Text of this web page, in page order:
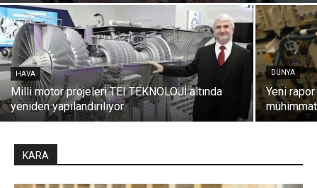
HAVA
Milli motor projeleri TEI TEKNOLOJİ altında
yeniden yapılandırılıyor
DÜNYA
Yeni
KARA